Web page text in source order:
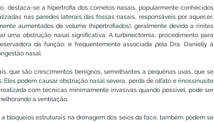
destaca-se a hipertrofia dos cornetos nasais, popularmente conhecidos
nas paredes laterais das fossas nasais, responsáveis por aquecer,
aumentados de volume (hipertrofiados), geralmente devido a rinites
uma obstrução nasal significativa. A turbinectomia, procedimento para
da função, é frequentemente associada pela Dra. Danielly à
nasal.
que são crescimentos benignos, semelhantes a pequenas uvas, que se
podem causar obstrução nasal severa, perda de olfato e rinossinusite
com técnicas minimamente invasivas quando possível, pode ser
a ventilação.
bloqueios estruturais na drenagem dos seios da face, também podem se